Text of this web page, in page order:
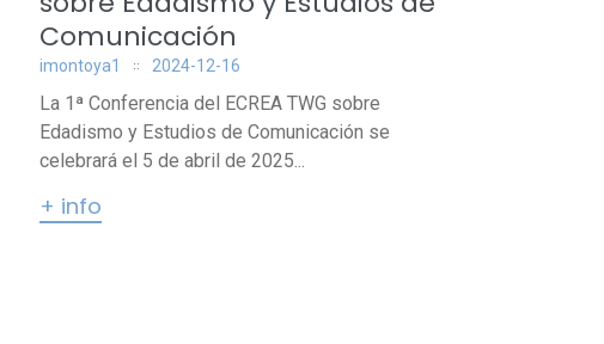
Comunicación
imontoya1 2024-12-16
La 1ª Conferencia del ECREA TWG sobre
Edadismo y Estudios de Comunicación se
celebrará el 5 de abril de 2025...
+ info